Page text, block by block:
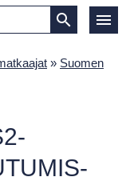
» Suomen